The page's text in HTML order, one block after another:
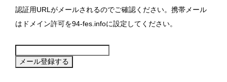
認証用URLがメールされるのでご確認ください。携帯メール
はドメイン許可を94-fes.infoに設定してください。